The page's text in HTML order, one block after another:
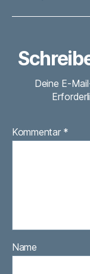
Deine E-
Kommentar *
Name